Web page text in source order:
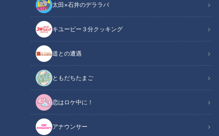
太田×石井のデララバ
キユーピー３分クッキング
道との遭遇
ともだちたまご
恋はロケ中に！
アナウンサー
CBCテレビ『デララバ』
太田×石井のデララバ
デララバ
爆笑問題・太田光と石井亮次アナウンサーが、東海地方の定番
を深掘りするバラエティ『太田×石井のデララバ』！今回は、
愛知・岐阜・三重の激安食べ放題スペシャル。安さの秘密に密
着します！